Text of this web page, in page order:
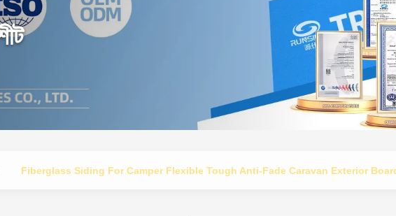
Fiberglass Siding For Camper Flexible Tough Anti-Fade Caravan Exterior